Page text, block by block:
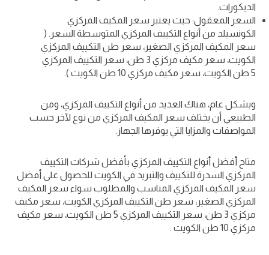
الديكورات.
السعر المعقول: حيث يعتبر سعر المكيف المركزي
الكونسيلد من أنواع التكييف المركزي المتوسطة السعر. (
سعر المكيف المركزي الصغير، سعر طن التكييف المركزي
الكويت، سعر مكيف مركزي 3 طن، سعر التكييف المركزي
5 طن الكويت، سعر مكيف مركزي 10 طن الكويت ).
وبشكل عام، هناك العديد من أنواع التكييف المركزي، ومن
الطبيعي أن يختلف سعر المكيف المركزي من نوع لآخر حسب
المواصفات والمزايا التي يوفرها الجهاز.
متاح أفضل أنواع التكييف المركزي بأفضل شركات التكييف
المركزي السدرة للتكييف والتبريد في الكويت للحصول على أفضل
سعر المكيف المركزي المناسب والمطلوب سواء سعر المكيف
المركزي الصغير، سعر طن التكييف المركزي الكويت، سعر مكيف
مركزي 3 طن، سعر التكييف المركزي 5 طن الكويت، سعر مكيف
مركزي 10 طن الكويت .